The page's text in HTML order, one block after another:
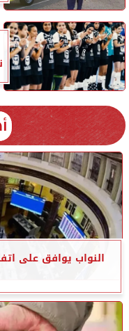
النواب يوافق على